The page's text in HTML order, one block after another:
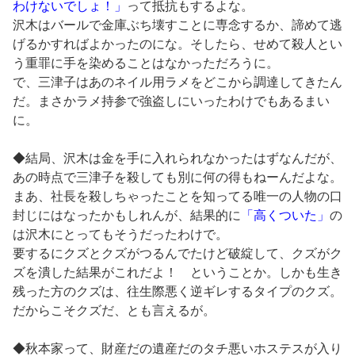
わけないでしょ！」
って抵抗もするよな。
沢木はバールで金庫ぶち壊すことに専念するか、諦めて逃
げるかすればよかったのにな。そしたら、せめて殺人とい
う重罪に手を染めることはなかっただろうに。
で、三津子はあのネイル用ラメをどこから調達してきたん
だ。まさかラメ持参で強盗しにいったわけでもあるまい
に。
◆結局、沢木は金を手に入れられなかったはずなんだが、
あの時点で三津子を殺しても別に何の得もねーんだよな。
まあ、社長を殺しちゃったことを知ってる唯一の人物の口
封じにはなったかもしれんが、結果的に
「高くついた」 の
は沢木にとってもそうだったわけで。
要するにクズとクズがつるんでたけど破綻して、クズがク
ズを潰した結果がこれだよ！ ということか。しかも生き
残った方のクズは、往生際悪く逆ギレするタイプのクズ。
だからこそクズだ、とも言えるが。
◆秋本家って、財産だの遺産だのタチ悪いホステスが入り